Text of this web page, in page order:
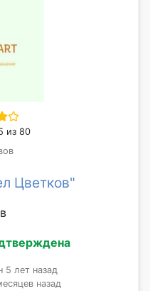
из 80
Цветков"
5 лет назад
назад